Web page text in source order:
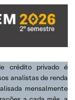
crédito privado é
analistas de renda
mensalmente